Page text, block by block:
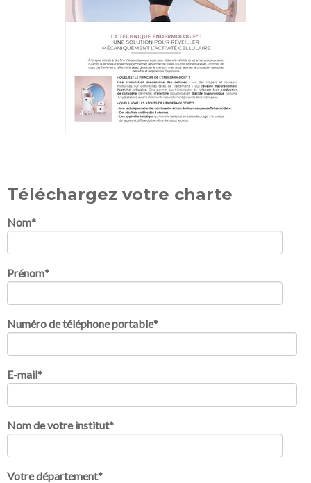
Téléchargez votre charte
Nom*
Prénom*
Numéro de téléphone portable*
E-mail*
Nom de votre institut*
Votre département*